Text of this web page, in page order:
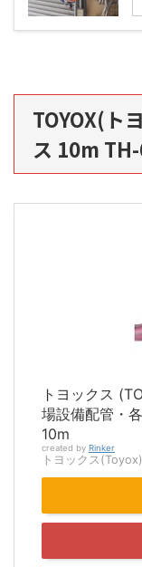
TOYOX(ト
ス 10m
トヨックス
場設備配管・
10m
created by Rinker
トヨックス(Toyox)